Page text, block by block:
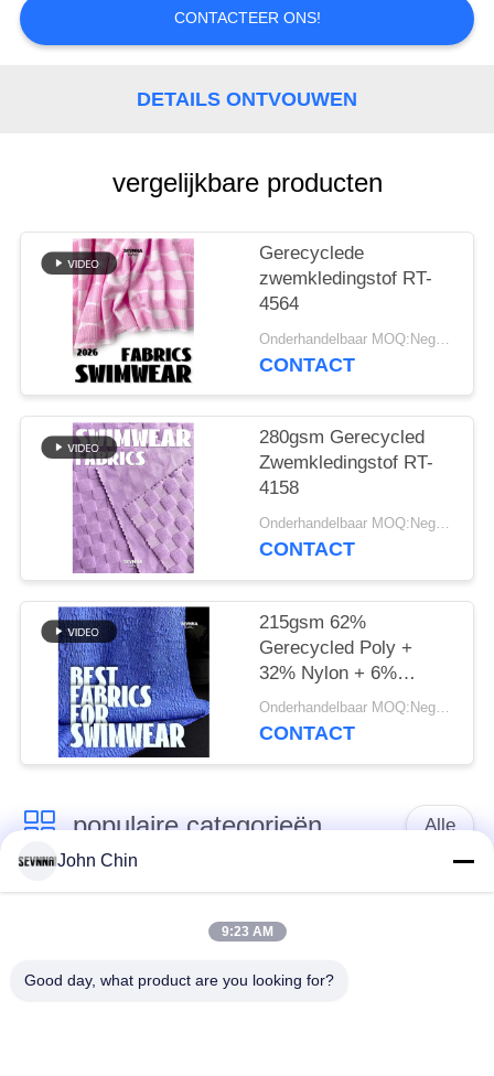
PRIVACY
POLICY
CONTACTEER ONS!
DETAILS ONTVOUWEN
vergelijkbare producten
Gerecyclede
zwemkledingstof RT-
4564
Onderhandelbaar MOQ:Negotiable
CONTACT
280gsm Gerecycled
Zwemkledingstof RT-
4158
Onderhandelbaar MOQ:Negotiable
CONTACT
215gsm 62%
Gerecycled Poly +
32% Nylon + 6%
Spandex Gerecyclede
Zwemkledingstof RT-
Onderhandelbaar MOQ:Negotiable
CONTACT
populaire categorieën Alle
Gerecycleerde
Gerecycleerde Nylon
Stof
gerecycled polyester
Gerecycleerde Lycra-
John Chin
9:23 AM
Good day, what product are you looking for?